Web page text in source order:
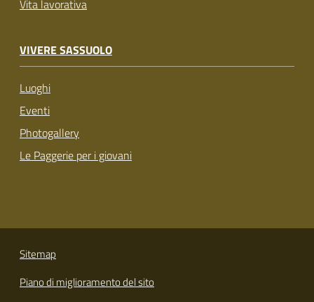
Vita lavorativa
VIVERE SASSUOLO
Luoghi
Eventi
Photogallery
Le Paggerie per i giovani
Sitemap
Piano di miglioramento del sito